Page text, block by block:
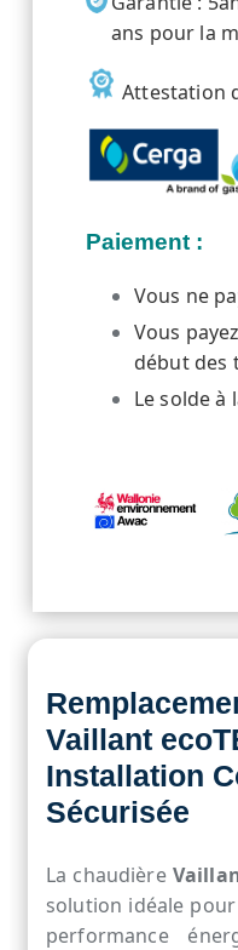
ans pour la
Attestation
Paiement :
Vous ne
Vous
début des
Le solde à
Vaillant
Installation
Sécurisée
La chaudière
solution idéale
performance